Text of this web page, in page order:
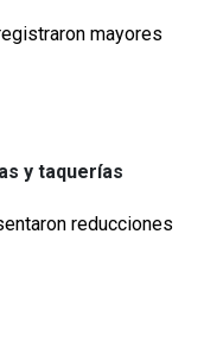
mayores
y taquerías
reducciones